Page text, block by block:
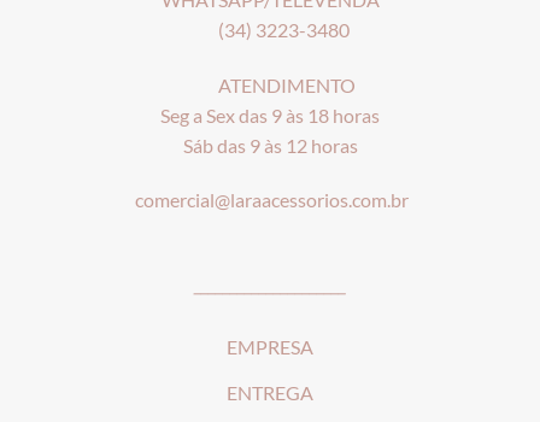
(34) 3223-3480
ATENDIMENTO
Seg a Sex das 9 às 18 horas
Sáb das 9 às 12 horas
comercial@laraacessorios.com.br
EMPRESA
ENTREGA